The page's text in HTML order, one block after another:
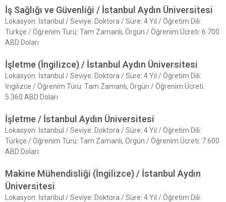
İş Sağlığı ve Güvenliği / İstanbul Aydın Üniversitesi
Lokasyon: İstanbul / Seviye: Doktora / Süre: 4 Yıl / Öğretim Dili:
Türkçe / Öğrenim Türü: Tam Zamanlı, Örgün / Öğrenim Ücreti: 6.700
ABD Doları
İşletme (İngilizce) / İstanbul Aydın Üniversitesi
Lokasyon: İstanbul / Seviye: Doktora / Süre: 4 Yıl / Öğretim Dili:
İngilizce / Öğrenim Türü: Tam Zamanlı, Örgün / Öğrenim Ücreti:
5.360 ABD Doları
İşletme / İstanbul Aydın Üniversitesi
Lokasyon: İstanbul / Seviye: Doktora / Süre: 4 Yıl / Öğretim Dili:
Türkçe / Öğrenim Türü: Tam Zamanlı, Örgün / Öğrenim Ücreti: 7.600
ABD Doları
Makine Mühendisliği (İngilizce) / İstanbul Aydın
Üniversitesi
Lokasyon: İstanbul / Seviye: Doktora / Süre: 4 Yıl / Öğretim Dili: